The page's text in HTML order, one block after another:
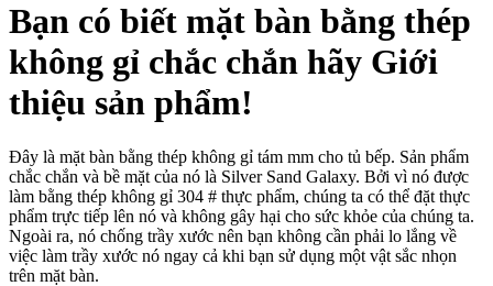
Bạn có biết mặt bàn bằng thép
không gỉ chắc chắn hãy Giới
thiệu sản phẩm!
Đây là mặt bàn bằng thép không gỉ tám mm cho tủ bếp. Sản phẩm
chắc chắn và bề mặt của nó là Silver Sand Galaxy. Bởi vì nó được
làm bằng thép không gỉ 304 # thực phẩm, chúng ta có thể đặt thực
phẩm trực tiếp lên nó và không gây hại cho sức khỏe của chúng ta.
Ngoài ra, nó chống trầy xước nên bạn không cần phải lo lắng về
việc làm trầy xước nó ngay cả khi bạn sử dụng một vật sắc nhọn
trên mặt bàn.